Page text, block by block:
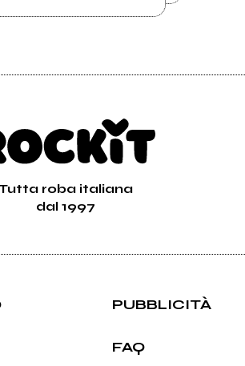
roba italiana
dal 1997
PUBBLICITÀ
FAQ